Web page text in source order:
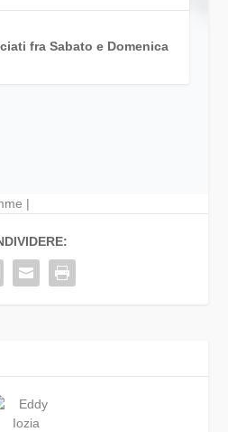
fra Sabato e Domenica
|